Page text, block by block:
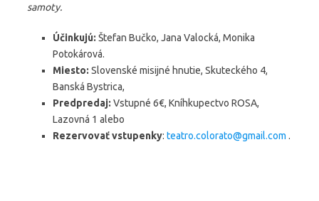
samoty.
Účinkujú: Štefan Bučko, Jana Valocká, Monika
Potokárová.
Miesto: Slovenské misijné hnutie, Skuteckého 4,
Banská Bystrica,
Predpredaj: Vstupné 6€, Kníhkupectvo ROSA,
Lazovná 1 alebo
Rezervovať vstupenky: teatro.colorato@gmail.com .